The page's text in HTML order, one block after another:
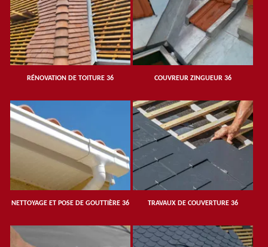
RÉNOVATION DE TOITURE 36 COUVREUR ZINGUEUR 36
NETTOYAGE ET POSE DE GOUTTIÈRE 36 TRAVAUX DE COUVERTURE 36